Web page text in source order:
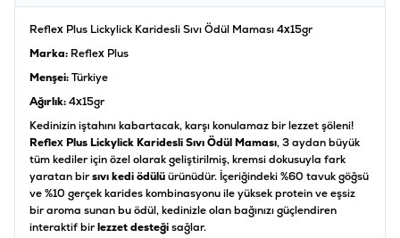
Reflex Plus Lickylick Karidesli Sıvı Ödül Maması 4x15gr
Marka: Reflex Plus
Menşei:Türkiye
Ağırlık:4x15gr
Kedinizin iştahını kabartacak, karşı konulamaz bir lezzet şöleni!
Reflex Plus Lickylick Karidesli Sıvı Ödül Maması, 3 aydan büyük
tüm kediler için özel olarak geliştirilmiş, kremsi dokusuyla fark
yaratan birsıvı kedi ödülüürünüdür. İçeriğindeki %60 tavuk göğsü
ve %10 gerçek karides kombinasyonu ile yüksek protein ve eşsiz
bir aroma sunan bu ödül, kedinizle olan bağınızı güçlendiren
interaktif birlezzet desteğisağlar.